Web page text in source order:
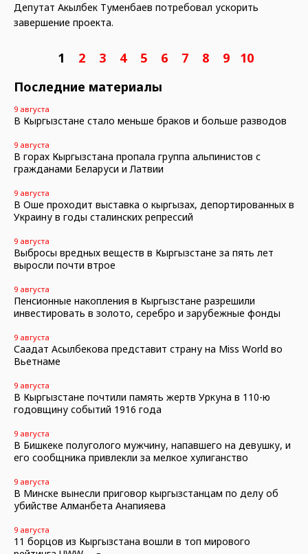
Депутат Акылбек Туменбаев потребовал ускорить
завершение проекта.
1 2 3 4 5 6 7 8 9
10
Последние материалы
9 августа
В Кыргызстане стало меньше браков и больше разводов
9 августа
В горах Кыргызстана пропала группа альпинистов с
гражданами Беларуси и Латвии
9 августа
В Оше проходит выставка о кыргызах, депортированных в
Украину в годы сталинских репрессий
9 августа
Выбросы вредных веществ в Кыргызстане за пять лет
выросли почти втрое
9 августа
Пенсионные накопления в Кыргызстане разрешили
инвестировать в золото, серебро и зарубежные фонды
9 августа
Саадат Асылбекова представит страну на Miss World во
Вьетнаме
9 августа
В Кыргызстане почтили память жертв Уркуна в 110-ю
годовщину событий 1916 года
9 августа
В Бишкеке полуголого мужчину, напавшего на девушку, и
его сообщника привлекли за мелкое хулиганство
9 августа
В Минске вынесли приговор кыргызстанцам по делу об
убийстве Алманбета Анапияева
9 августа
11 борцов из Кыргызстана вошли в топ мирового